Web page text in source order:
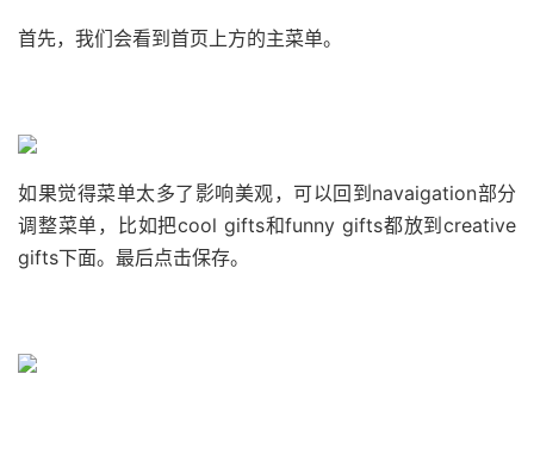
首先，我们会看到首页上方的主菜单。
如果觉得菜单太多了影响美观，可以回到navaigation部分
调整菜单，比如把cool gifts和funny gifts都放到creative
gifts下面。最后点击保存。